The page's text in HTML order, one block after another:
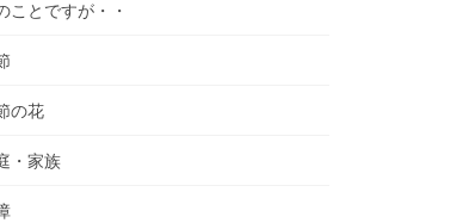
ことですが・・
の花
・家族